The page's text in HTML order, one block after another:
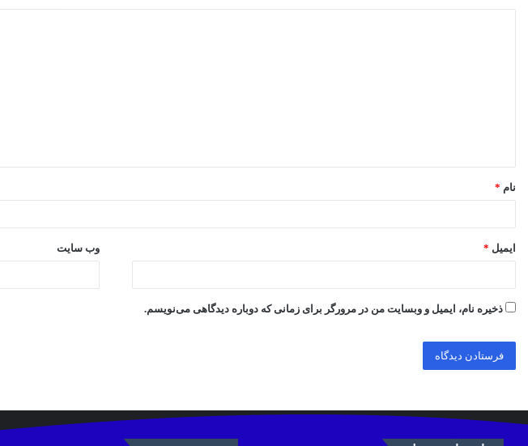
*
نام *
ایمیل * وب‌ سایت
ذخیره نام، ایمیل و وبسایت من در مرورگر برای زمانی که دوباره دیدگاهی می‌نویسم.